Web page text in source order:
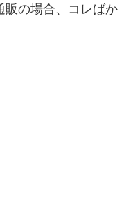
販の場合、コレばか